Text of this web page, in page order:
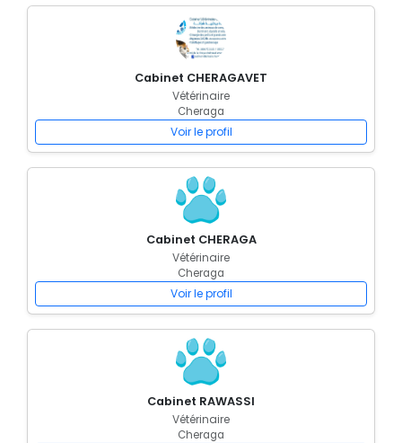
Cabinet CHERAGAVET
Vétérinaire
Cheraga
Voir le profil
Cabinet CHERAGA
Vétérinaire
Cheraga
Voir le profil
Cabinet RAWASSI
Vétérinaire
Cheraga